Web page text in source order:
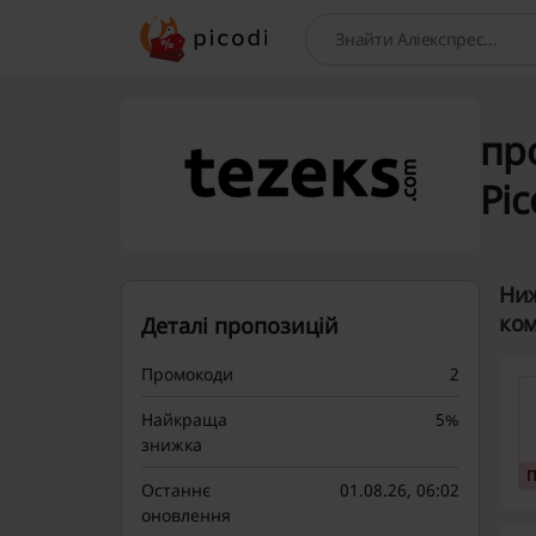
Пошук
Деталі пропозицій
Промокоди
2
Найкраща
знижка
5%
Останнє
оновлення
01.08.26, 06:02